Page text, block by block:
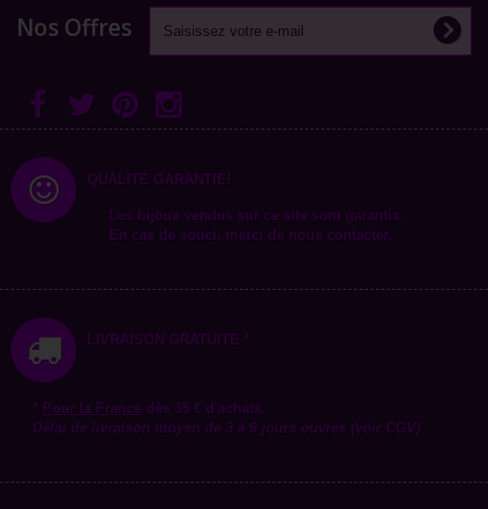
Nos Offres
QUALITÉ GARANTIE!
Les bijoux vendus sur ce site sont garantis.
En cas de souci, merci de nous contacter.
LIVRAISON GRATUITE *
* Pour la France dès 35 € d'achats.
Délai de livraison moyen de 3 à 9 jours ouvrés (voir CGV)